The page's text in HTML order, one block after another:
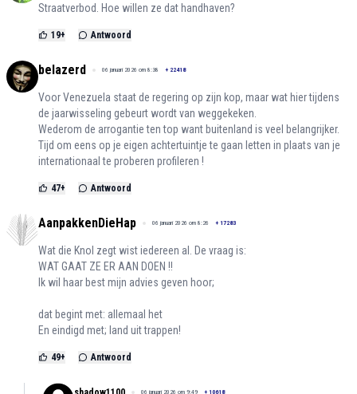
Straatverbod. Hoe willen ze dat handhaven?
19+ Antwoord
belazerd 06 januari 2026 om 8:38 + 22418
Voor Venezuela staat de regering op zijn kop, maar wat hier tijdens
de jaarwisseling gebeurt wordt van weggekeken.
Wederom de arrogantie ten top want buitenland is veel belangrijker.
Tijd om eens op je eigen achtertuintje te gaan letten in plaats van je
internationaal te proberen profileren !
47+ Antwoord
AanpakkenDieHap 06 januari 2026 om 8:26 + 17283
Wat die Knol zegt wist iedereen al. De vraag is:
WAT GAAT ZE ER AAN DOEN !!
Ik wil haar best mijn advies geven hoor;
dat begint met: allemaal het
En eindigd met; land uit trappen!
49+ Antwoord
06 januari 2026 om 9:49 + 10618